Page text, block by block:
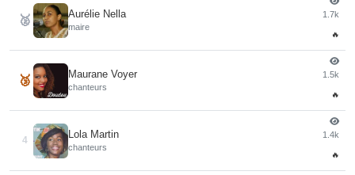
🥈 Aurélie Nella
maire
1.7k
🔥
🥉 Maurane Voyer
chanteurs
1.5k
🔥
4
Lola Martin
chanteurs
1.4k
🔥